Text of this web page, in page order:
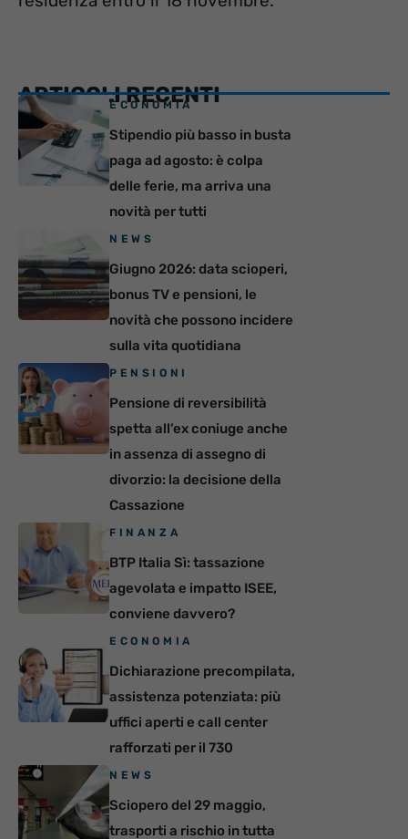
ARTICOLI RECENTI
ECONOMIA
Stipendio più basso in busta
paga ad agosto: è colpa
delle ferie, ma arriva una
novità per tutti
NEWS
Giugno 2026: data scioperi,
bonus TV e pensioni, le
novità che possono incidere
sulla vita quotidiana
PENSIONI
Pensione di reversibilità
spetta all’ex coniuge anche
in assenza di assegno di
divorzio: la decisione della
Cassazione
FINANZA
BTP Italia Sì: tassazione
agevolata e impatto ISEE,
conviene davvero?
ECONOMIA
Dichiarazione precompilata,
assistenza potenziata: più
uffici aperti e call center
rafforzati per il 730
NEWS
Sciopero del 29 maggio,
trasporti a rischio in tutta